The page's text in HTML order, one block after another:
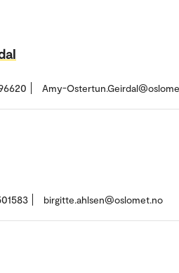
Amy-
birgitte.ahlsen@oslomet.no